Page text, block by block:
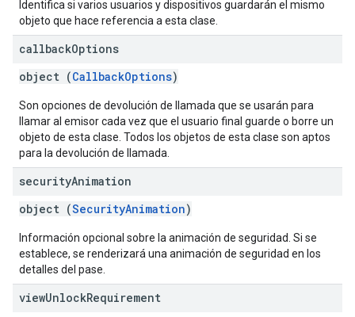
Identifica si varios usuarios y dispositivos guardarán el mismo
objeto que hace referencia a esta clase.
callbackOptions
object (CallbackOptions)
Son opciones de devolución de llamada que se usarán para
llamar al emisor cada vez que el usuario final guarde o borre un
objeto de esta clase. Todos los objetos de esta clase son aptos
para la devolución de llamada.
securityAnimation
object (SecurityAnimation)
Información opcional sobre la animación de seguridad. Si se
establece, se renderizará una animación de seguridad en los
detalles del pase.
viewUnlockRequirement